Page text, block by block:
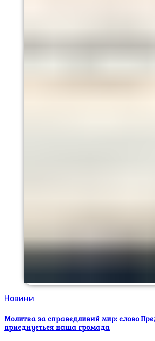
Новини
Молитва за справедливий мир: слово
приєднується наша громада